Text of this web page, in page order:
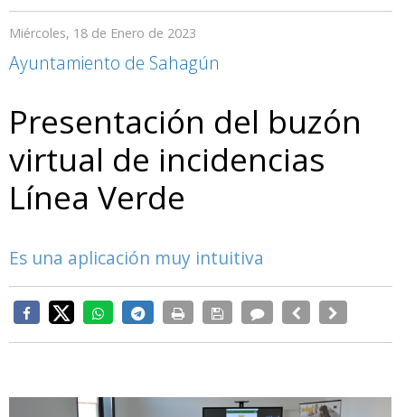
Miércoles, 18 de Enero de 2023
Ayuntamiento de Sahagún
Presentación del buzón
virtual de incidencias
Línea Verde
Es una aplicación muy intuitiva